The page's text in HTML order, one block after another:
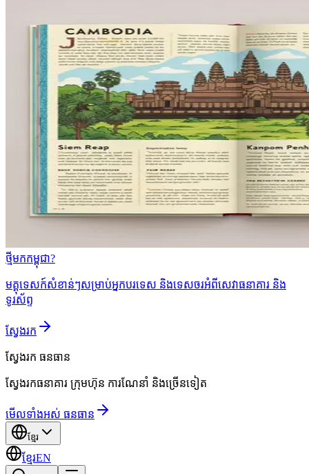
ថ្មីមកកម្ពុជា?
មគ្គុទេសក៍សំខាន់ៗសម្រាប់អ្នកបរទេស និងទេសចរអំពីសេវាធនាគារ និង
ទូរស័ព្ទ
ស្វែងរក
ស្វែងរក ធនធាន
ស្វែងរកធនាគារ ក្រុមហ៊ុន ការណែនាំ និងច្រើនទៀត
មើលទាំងអស់ ធនធាន
ខ្មែរ
ខ្មែរEN